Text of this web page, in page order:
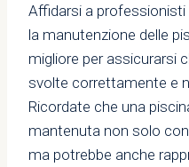
Affidarsi a
la manutenzione delle
migliore per assicurarsi
svolte correttamente e
Ricordate che una
mantenuta non solo
ma potrebbe anche